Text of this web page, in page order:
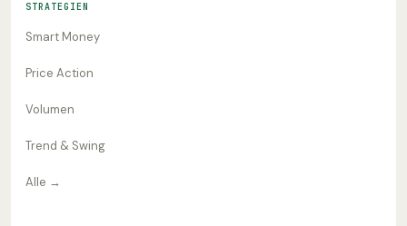
STRATEGIEN
Smart Money
Price Action
Volumen
Trend & Swing
Alle →